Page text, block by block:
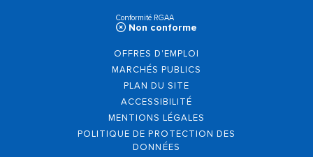
Conformité RGAA
Non conforme
OFFRES D'EMPLOI
MARCHÉS PUBLICS
PLAN DU SITE
ACCESSIBILITÉ
MENTIONS LÉGALES
POLITIQUE DE PROTECTION DES
DONNÉES